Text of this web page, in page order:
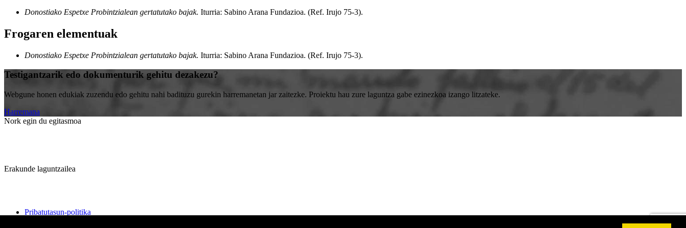
Donostiako Espetxe Probintzialean gertatutako bajak. Iturria: Sabino Arana Fundazioa. (Ref. Irujo 75-3).
Frogaren elementuak
Donostiako Espetxe Probintzialean gertatutako bajak. Iturria: Sabino Arana Fundazioa. (Ref. Irujo 75-3).
Testigantzarik edo dokumenturik gehitu dezakezu?
Webgune honen edukiak zuzendu edo gehitu nahi badituzu gurekin harremanetan jar zaitezke. Proiektu hau zure laguntza gabe ezinezkoa izango litzateke.
Harremana
Nork egin du egitasmoa
Erakunde laguntzailea
Pribatutasun-politika